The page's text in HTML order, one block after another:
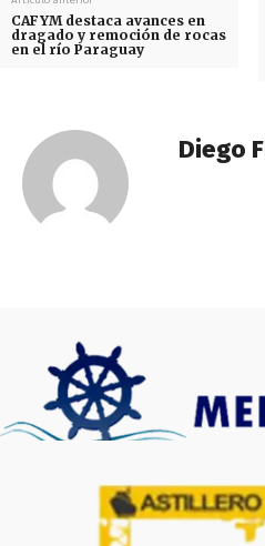
CAFYM destaca avances en
dragado y remoción de rocas
en el río Paraguay
Diego